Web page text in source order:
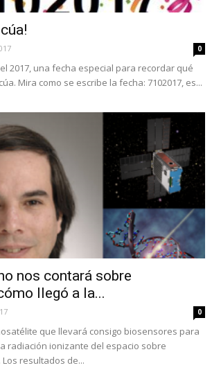
0
2017, una fecha especial para recordar qué
Mira como se escribe la fecha: 7102017, es...
nos contará sobre
llegó a la...
0
que llevará consigo biosensores para
radiación ionizante del espacio sobre
resultados de...